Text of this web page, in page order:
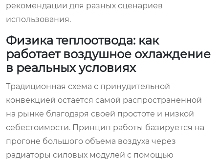
рекомендации для разных сценариев
использования.
Физика теплоотвода: как
работает воздушное охлаждение
в реальных условиях
Традиционная схема с принудительной
конвекцией остается самой распространенной
на рынке благодаря своей простоте и низкой
себестоимости. Принцип работы базируется на
прогоне большого объема воздуха через
радиаторы силовых модулей с помощью